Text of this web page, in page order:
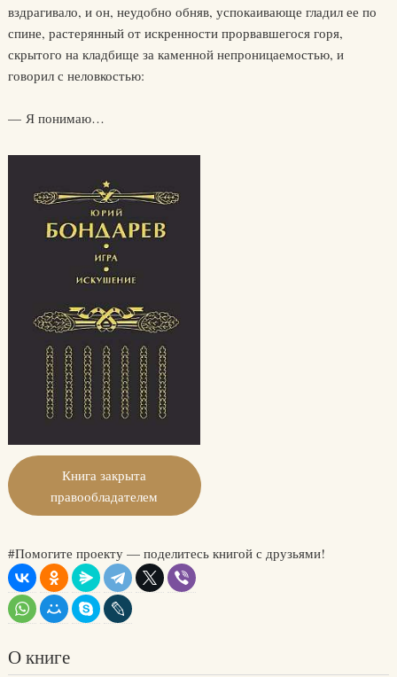
вздрагивало, и он, неудобно обняв, успокаивающе гладил ее по
спине, растерянный от искренности прорвавшегося горя,
скрытого на кладбище за каменной непроницаемостью, и
говорил с неловкостью:
— Я понимаю…
Книга закрыта
правообладателем
#Помогите проекту — поделитесь книгой с друзьями!
О книге